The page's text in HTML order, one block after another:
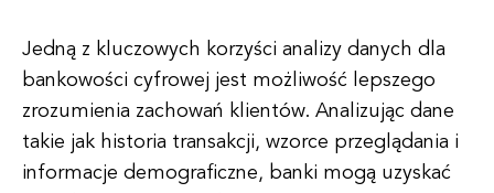
Jedną z kluczowych korzyści analizy danych dla
bankowości cyfrowej jest możliwość lepszego
zrozumienia zachowań klientów. Analizując dane
takie jak historia transakcji, wzorce przeglądania i
informacje demograficzne, banki mogą uzyskać